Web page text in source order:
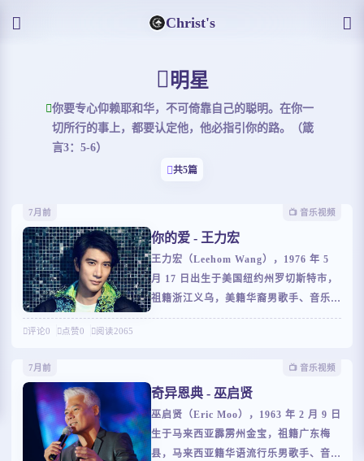
Christ's
明星
你要专心仰赖耶和华，不可倚靠自己的聪明。在你一
切所行的事上，都要认定他，他必指引你的路。（箴
言3：5-6）
共5篇
7月前 📺️ 音乐视频
你的爱 - 王力宏
王力宏（Leehom Wang），1976 年 5
月 17 日出生于美国纽约州罗切斯特市，
祖籍浙江义乌，美籍华裔男歌手、音乐
人、演员、导演，毕业于威廉姆斯学院，
《公转自转》获第 10 届金曲奖最佳男演
唱人、最佳专辑制作人，转型创作型歌
手。其音乐融合 R&B、嘻哈与中国传统
音乐，开创 “Chinked-out” 曲风，代表
评论0 点赞0 阅读2065
7月前 📺️ 音乐视频
奇异恩典 - 巫启贤
巫启贤（Eric Moo），1963 年 2 月 9 日
生于马来西亚霹雳州金宝，祖籍广东梅
县，马来西亚籍华语流行乐男歌手、音乐